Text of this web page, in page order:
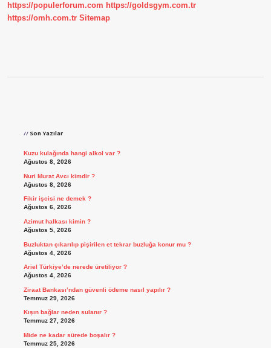
https://populerforum.com https://goldsgym.com.tr
https://omh.com.tr Sitemap
Son Yazılar
Kuzu kulağında hangi alkol var ?
Ağustos 8, 2026
Nuri Murat Avcı kimdir ?
Ağustos 8, 2026
Fikir işcisi ne demek ?
Ağustos 6, 2026
Azimut halkası kimin ?
Ağustos 5, 2026
Buzluktan çıkarılıp pişirilen et tekrar buzluğa konur mu ?
Ağustos 4, 2026
Ariel Türkiye’de nerede üretiliyor ?
Ağustos 4, 2026
Ziraat Bankası’ndan güvenli ödeme nasıl yapılır ?
Temmuz 29, 2026
Kışın bağlar neden sulanır ?
Temmuz 27, 2026
Mide ne kadar sürede boşalır ?
Temmuz 25, 2026